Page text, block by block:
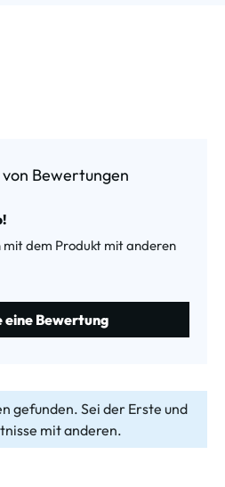
Bewertungen
mit dem Produkt mit anderen
eine Bewertung
gefunden. Sei der Erste und
mit anderen.